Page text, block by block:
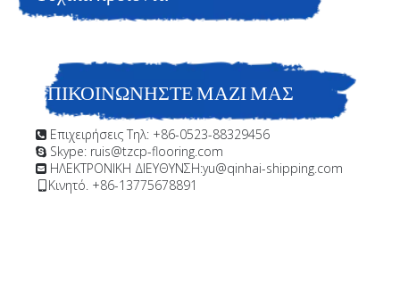
ΕΠΙΚΟΙΝΩΝΗΣΤΕ ΜΑΖΙ ΜΑΣ
 Επιχειρήσεις Τηλ: +86-0523-88329456
 Skype: ruis@tzcp-flooring.com
 ΗΛΕΚΤΡΟΝΙΚΗ ΔΙΕΥΘΥΝΣΗ:yu@qinhai-shipping.com
Κινητό. +86-13775678891